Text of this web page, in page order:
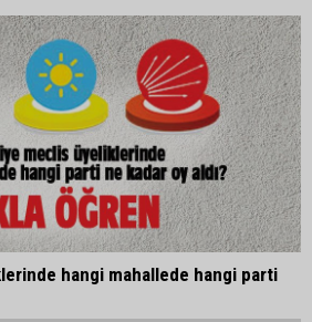
hangi mahallede hangi parti